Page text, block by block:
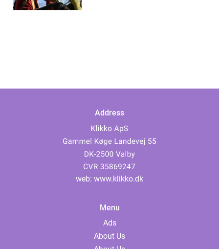
Address
web: www.klikko.dk
Menu
Ads
About Us